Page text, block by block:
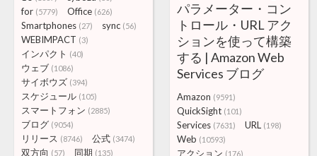
for (5779) Office (626)
Smartphones (27) sync (56)
WEBIMPACT (3)
インパクト (40)
ウェブ (1086)
サイボウズ (394)
スケジュール (105)
スマートフォン (2885)
ブログ (9054)
リリース (8746) 公式 (3474)
双方向 (57) 同期 (135)
パラメーター・コン
トロール・URL アク
ションを使って構築
する | Amazon Web
Services ブログ
Amazon (9591)
QuickSight (101)
Services (7631) URL (198)
Web (10593)
アクション (176)